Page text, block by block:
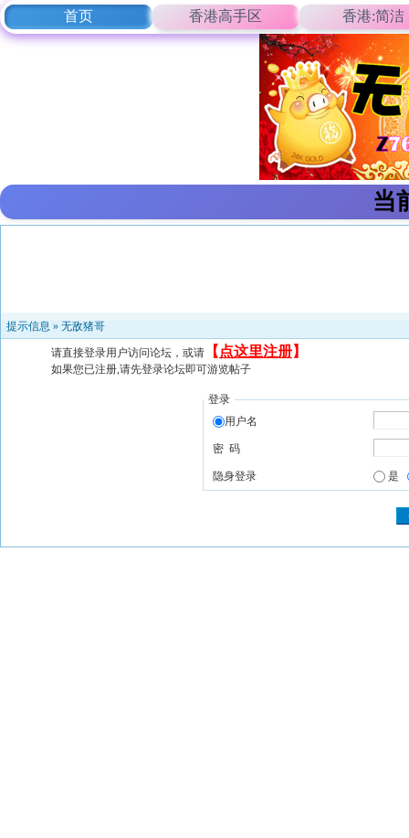
首页 香港高手区 香港:简洁
当
提示信息 » 无敌猪哥
请直接登录用户访问论坛，或请 【 点这里注册】
如果您已注册,请先登录论坛即可游览帖子
登录
用户名
密 码
隐身登录 是